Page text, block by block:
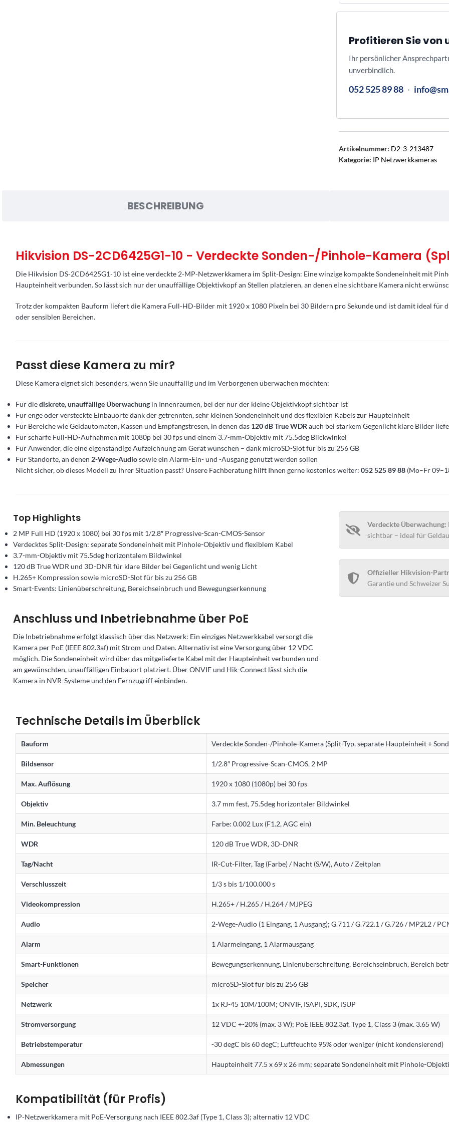
Profitieren Sie von
Ihr persönlicher
unverbindlich.
052 525 89 88 ·
Artikelnummer: D2-3-213487
Kategorie: IP Netzwerkkameras
BESCHREIBUNG
Hikvision DS-2CD6425G1-10 - Verdeckte Sonden-/Pinhole-Kamera
Die Hikvision DS-2CD6425G1-10 ist eine verdeckte 2-MP-Netzwerkkamera im Split-Design: Eine winzige kompakte Sondeneinheit mit
Haupteinheit verbunden. So lässt sich nur der unauffällige Objektivkopf an Stellen platzieren, an denen eine sichtbare Kamera nicht
Trotz der kompakten Bauform liefert die Kamera Full-HD-Bilder mit 1920 x 1080 Pixeln bei 30 Bildern pro Sekunde und ist damit ideal für
oder sensiblen Bereichen.
Passt diese Kamera zu mir?
Diese Kamera eignet sich besonders, wenn Sie unauffällig und im Verborgenen überwachen möchten:
Für diediskrete, unauffällige Überwachung in Innenräumen, bei der nur der kleine Objektivkopf sichtbar ist
Für enge oder versteckte Einbauorte dank der getrennten, sehr kleinen Sondeneinheit und des flexiblen Kabels zur Haupteinheit
Für Bereiche wie Geldautomaten, Kassen und Empfangstresen, in denen das 120 dB True WDR auch bei starkem Gegenlicht klare Bilder
Für scharfe Full-HD-Aufnahmen mit 1080p bei 30 fps und einem 3.7-mm-Objektiv mit 75.5deg Blickwinkel
Für Anwender, die eine eigenständige Aufzeichnung am Gerät wünschen – dank microSD-Slot für bis zu 256 GB
Für Standorte, an denen 2-Wege-Audiosowie ein Alarm-Ein- und -Ausgang genutzt werden sollen
Nicht sicher, ob dieses Modell zu Ihrer Situation passt? Unsere Fachberatung hilft Ihnen gerne kostenlos weiter: 052 525 89 88 (Mo–Fr
Top Highlights
2 MP Full HD (1920 x 1080) bei 30 fps mit 1/2.8″ Progressive-Scan-CMOS-Sensor
Verdecktes Split-Design: separate Sondeneinheit mit Pinhole-Objektiv und flexiblem Kabel
3.7-mm-Objektiv mit 75.5deg horizontalem Bildwinkel
120 dB True WDR und 3D-DNR für klare Bilder bei Gegenlicht und wenig Licht
H.265+ Kompression sowie microSD-Slot für bis zu 256 GB
Smart-Events: Linienüberschreitung, Bereichseinbruch und Bewegungserkennung
Anschluss und Inbetriebnahme über PoE
Die Inbetriebnahme erfolgt klassisch über das Netzwerk: Ein einziges Netzwerkkabel versorgt die
Kamera per PoE (IEEE 802.3af) mit Strom und Daten. Alternativ ist eine Versorgung über 12 VDC
möglich. Die Sondeneinheit wird über das mitgelieferte Kabel mit der Haupteinheit verbunden und
am gewünschten, unauffälligen Einbauort platziert. Über ONVIF und Hik-Connect lässt sich die
Kamera in NVR-Systeme und den Fernzugriff einbinden.
Verdeckte Überwachung:
sichtbar – ideal für
Offizieller Hikvision-
Garantie und Schweizer
Technische Details im Überblick
Bauform Verdeckte Sonden-/Pinhole-Kamera (Split-Typ, separate Haupteinheit +
Bildsensor 1/2.8″ Progressive-Scan-CMOS, 2 MP
Max. Auflösung 1920 x 1080 (1080p) bei 30 fps
Objektiv 3.7 mm fest, 75.5deg horizontaler Bildwinkel
Min. Beleuchtung Farbe: 0.002 Lux (F1.2, AGC ein)
WDR 120 dB True WDR, 3D-DNR
Tag/Nacht IR-Cut-Filter, Tag (Farbe) / Nacht (S/W), Auto / Zeitplan
Verschlusszeit 1/3 s bis 1/100.000 s
Videokompression H.265+ / H.265 / H.264 / MJPEG
Audio 2-Wege-Audio (1 Eingang, 1 Ausgang); G.711 / G.722.1 / G.726 / MP2L2 /
Alarm 1 Alarmeingang, 1 Alarmausgang
Smart-Funktionen Bewegungserkennung, Linienüberschreitung, Bereichseinbruch, Bereich
Speicher microSD-Slot für bis zu 256 GB
Netzwerk 1x RJ-45 10M/100M; ONVIF, ISAPI, SDK, ISUP
Stromversorgung 12 VDC +-20% (max. 3 W); PoE IEEE 802.3af, Type 1, Class 3 (max. 3.65 W)
Betriebstemperatur -30 degC bis 60 degC; Luftfeuchte 95% oder weniger (nicht kondensierend)
Abmessungen Haupteinheit 77.5 x 69 x 26 mm; separate Sondeneinheit mit Pinhole-
Kompatibilität (für Profis)
IP-Netzwerkkamera mit PoE-Versorgung nach IEEE 802.3af (Type 1, Class 3); alternativ 12 VDC